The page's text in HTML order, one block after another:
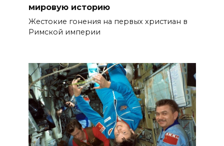
мировую историю
Жестокие гонения на первых христиан в
Римской империи